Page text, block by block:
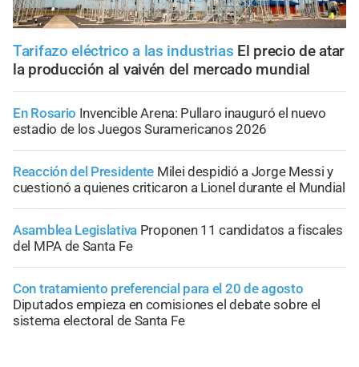
Tarifazo eléctrico a las industrias El precio de atar
la producción al vaivén del mercado mundial
En Rosario Invencible Arena: Pullaro inauguró el nuevo
estadio de los Juegos Suramericanos 2026
Reacción del Presidente Milei despidió a Jorge Messi y
cuestionó a quienes criticaron a Lionel durante el Mundial
Asamblea Legislativa Proponen 11 candidatos a fiscales
del MPA de Santa Fe
Con tratamiento preferencial para el 20 de agosto
Diputados empieza en comisiones el debate sobre el
sistema electoral de Santa Fe